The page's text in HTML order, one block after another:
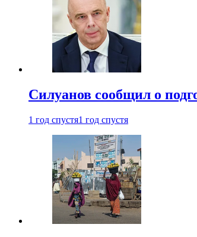
Силуанов сообщил о
1 год спустя1 год спустя